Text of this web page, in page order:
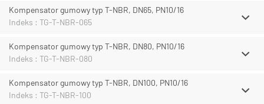
Kompensator gumowy typ T-NBR, DN65, PN10/16
Indeks : TG-T-NBR-065
Kompensator gumowy typ T-NBR, DN80, PN10/16
Indeks : TG-T-NBR-080
Kompensator gumowy typ T-NBR, DN100, PN10/16
Indeks : TG-T-NBR-100